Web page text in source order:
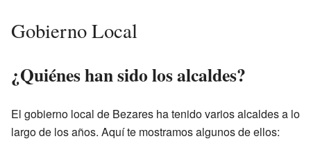
Gobierno Local
¿Quiénes han sido los alcaldes?
El gobierno local de Bezares ha tenido varios alcaldes a lo
largo de los años. Aquí te mostramos algunos de ellos: